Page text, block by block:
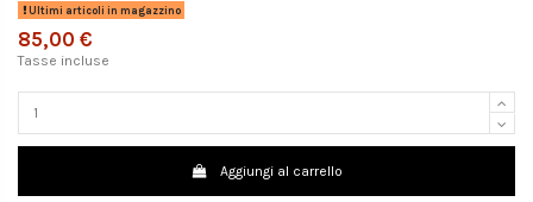
Ultimi articoli in magazzino
85,00 €
Tasse incluse
Aggiungi al carrello